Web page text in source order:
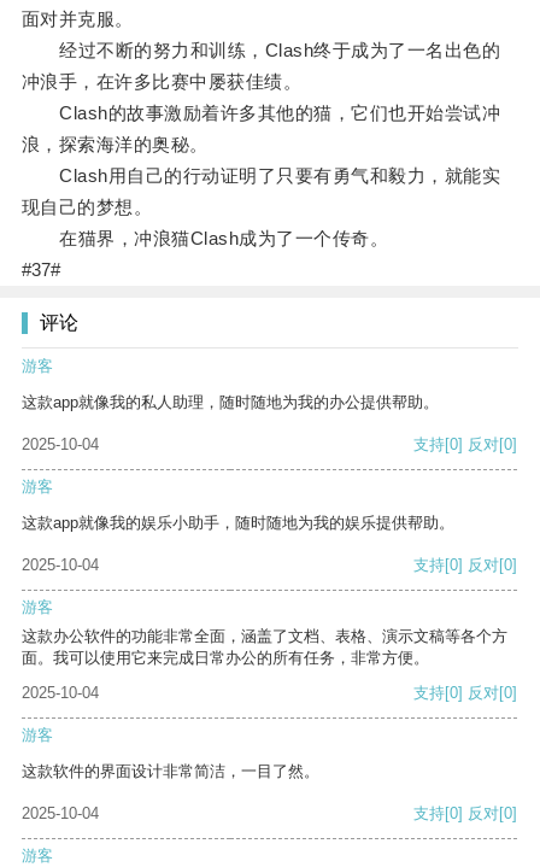
面对并克服。
经过不断的努力和训练，Clash终于成为了一名出色的
冲浪手，在许多比赛中屡获佳绩。
Clash的故事激励着许多其他的猫，它们也开始尝试冲
浪，探索海洋的奥秘。
Clash用自己的行动证明了只要有勇气和毅力，就能实
现自己的梦想。
在猫界，冲浪猫Clash成为了一个传奇。
#37#
评论
游客
这款app就像我的私人助理，随时随地为我的办公提供帮助。
2025-10-04 支持[0] 反对[0]
游客
这款app就像我的娱乐小助手，随时随地为我的娱乐提供帮助。
2025-10-04 支持[0] 反对[0]
游客
这款办公软件的功能非常全面，涵盖了文档、表格、演示文稿等各个方
面。我可以使用它来完成日常办公的所有任务，非常方便。
2025-10-04
支持[0] 反对[0]
游客
这款软件的界面设计非常简洁，一目了然。
2025-10-04 支持[0] 反对[0]
游客